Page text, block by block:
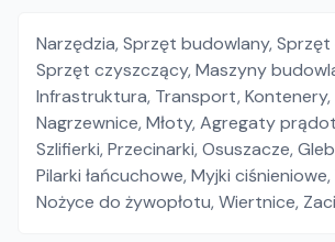
Narzędzia,Sprzęt budowlany,
Sprzęt czyszczący,Maszyny
Infrastruktura, Transport,Kontenery,
Nagrzewnice,Młoty,Agregaty
Szlifierki,Przecinarki,Osuszacze,
Pilarki łańcuchowe,Myjki ciśnieniowe,
Nożyce do żywopłotu,Wiertnice,